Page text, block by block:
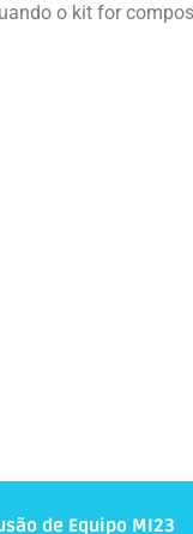
o kit for
de Equipo MI23